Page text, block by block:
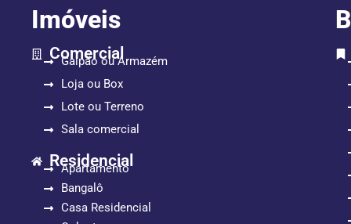
Imóveis
Comercial
Galpão ou Armazém
Loja ou Box
Lote ou Terreno
Sala comercial
Residencial
Apartamento
Bangalô
Casa Residencial